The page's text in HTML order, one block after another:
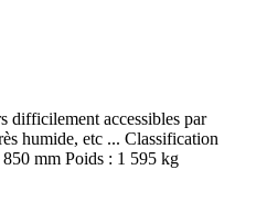
difficilement accessibles par
humide, etc ... Classification
mm Poids : 1 595 kg